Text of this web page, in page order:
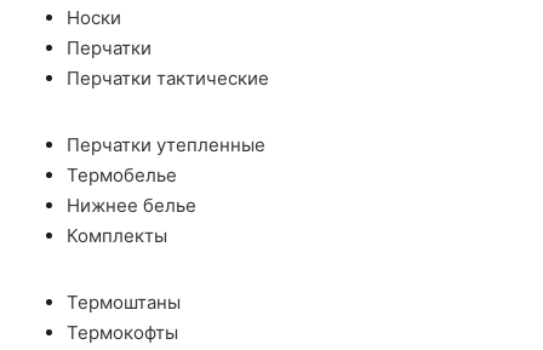
Носки
Перчатки
Перчатки тактические
Перчатки утепленные
Термобелье
Нижнее белье
Комплекты
Термоштаны
Термокофты